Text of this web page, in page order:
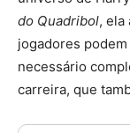
do Quadribol, ela
jogadores
necessário
carreira, que